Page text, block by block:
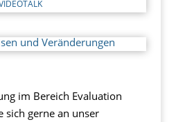
und Veränderungen
im Bereich Evaluation
sich gerne an unser